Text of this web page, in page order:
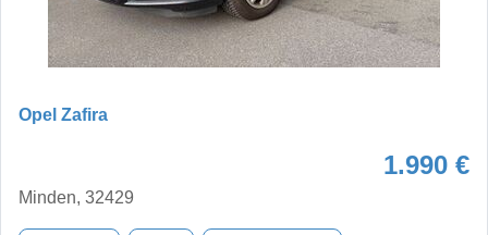
Opel Zafira
1.990 €
Minden, 32429